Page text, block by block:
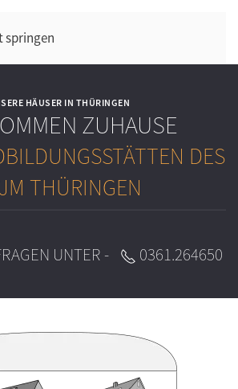
springen
HÄUSER IN THÜRINGEN
ZUHAUSE
DES
THÜRINGEN
UNTER - 0361.264650